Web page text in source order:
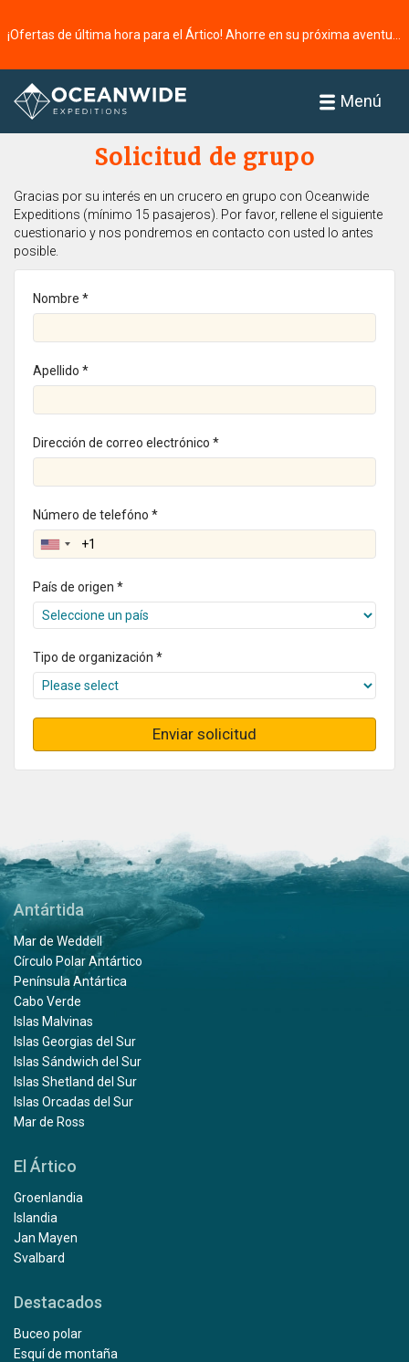
Menú
Página principal
Solicitud de grupo
Gracias por su interés en un crucero en grupo con Oceanwide
Expeditions (mínimo 15 pasajeros). Por favor, rellene el siguiente
cuestionario y nos pondremos en contacto con usted lo antes
posible.
Nombre *
Apellido *
Dirección de correo electrónico *
Número de telefóno *
País de origen *
Tipo de organización *
Enviar solicitud
Antártida
Mar de Weddell
Círculo Polar Antártico
Península Antártica
Cabo Verde
Islas Malvinas
Islas Georgias del Sur
Islas Sándwich del Sur
Islas Shetland del Sur
Islas Orcadas del Sur
Mar de Ross
El Ártico
Groenlandia
Islandia
Jan Mayen
Svalbard
Destacados
Buceo polar
Esquí de montaña